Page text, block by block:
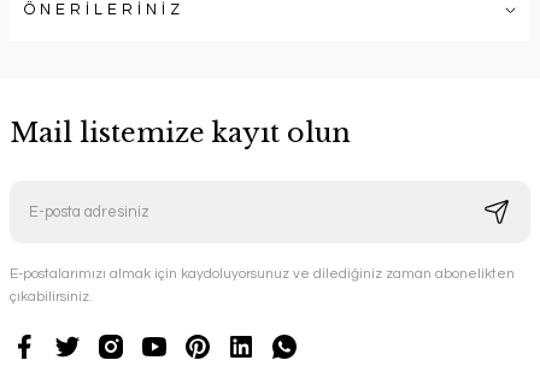
ÖNERİLERİNİZ
Mail listemize kayıt olun
E-postalarımızı almak için kaydoluyorsunuz ve dilediğiniz zaman abonelikten
çıkabilirsiniz.